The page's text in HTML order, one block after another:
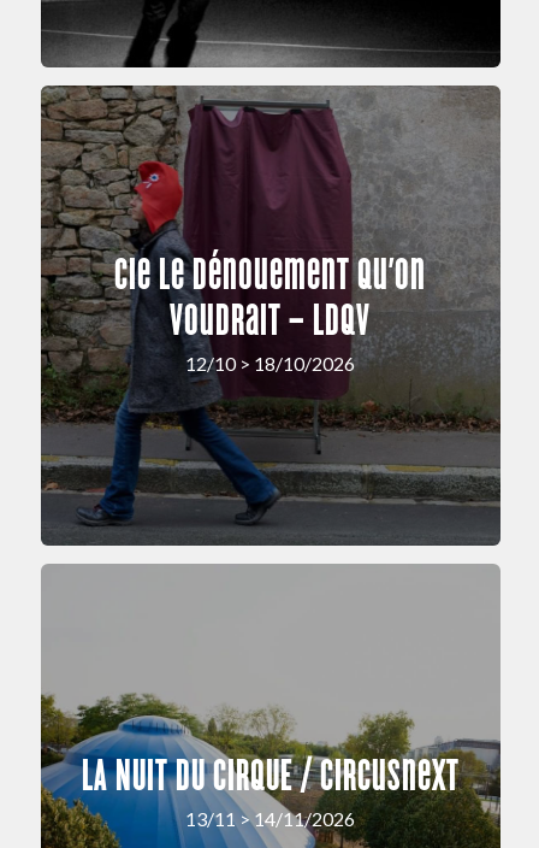
Cie Le Dénouement Qu’on
Voudrait – LDQV
12/10 > 18/10/2026
LA NUIT DU CIRQUE / circusnext
13/11 > 14/11/2026